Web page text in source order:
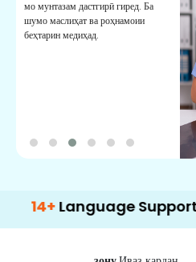
мо мунтазам дастгирӣ гиред. Ба
шумо маслиҳат ва роҳнамоии
беҳтарин медиҳад.
Language Support